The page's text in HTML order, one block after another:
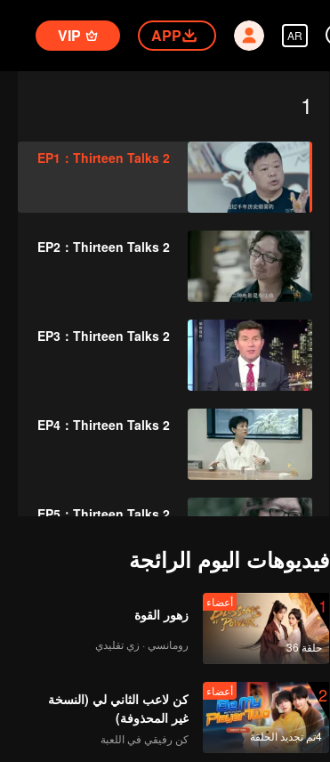
AR
APP
VIP
1
EP1：Thirteen Talks 2
EP2：Thirteen Talks 2
EP3：Thirteen Talks 2
EP4：Thirteen Talks 2
EP5：Thirteen Talks 2
EP7：Thirteen Talks 2
فيديوهات اليوم الرائجة
1
حلقة 36
أعضاء
زهور القوة
رومانسي · زي تقليدي
2
4تم تجديد الحلقة
أعضاء
كن لاعب الثاني لي (النسخة
غير المحذوفة)
كن رفيقي في اللعبة